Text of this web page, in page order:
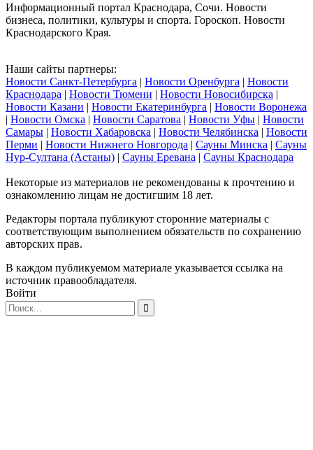
Информационный портал Краснодара, Сочи. Новости
бизнеса, политики, культуры и спорта. Гороскоп. Новости
Краснодарского Края.
Наши сайты партнеры:
Новости Санкт-Петербурга | Новости Оренбурга | Новости
Краснодара | Новости Тюмени | Новости Новосибирска |
Новости Казани | Новости Екатеринбурга | Новости Воронежа
| Новости Омска | Новости Саратова | Новости Уфы | Новости
Самары | Новости Хабаровска | Новости Челябинска | Новости
Перми | Новости Нижнего Новгорода | Сауны Минска | Сауны
Нур-Султана (Астаны) | Сауны Еревана | Сауны Краснодара
Некоторые из материалов не рекомендованы к прочтению и
ознакомлению лицам не достигшим 18 лет.
Редакторы портала публикуют сторонние материалы с
соответствующим выполнением обязательств по сохранению
авторских прав.
В каждом публикуемом материале указывается ссылка на
источник правообладателя.
Войти